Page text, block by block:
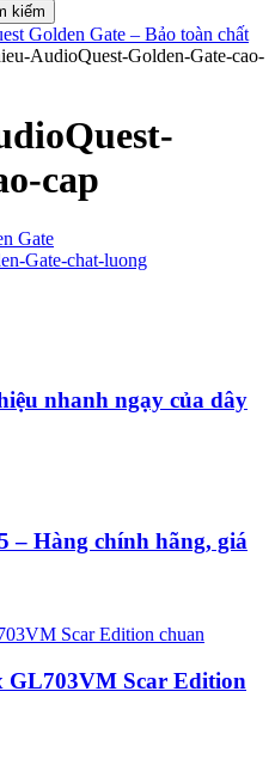
Golden Gate – Bảo toàn chất
AudioQuest-Golden-Gate-cao-
cap
nhanh ngạy của dây
– Hàng chính hãng, giá
GL703VM Scar Edition